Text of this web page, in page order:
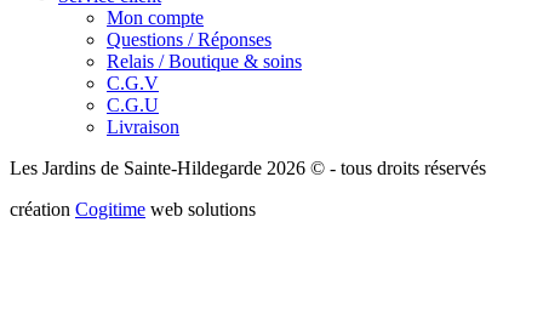
Mon compte
Questions / Réponses
Relais / Boutique & soins
C.G.V
C.G.U
Livraison
Les Jardins de Sainte-Hildegarde 2026 © - tous droits réservés
création Cogitime web solutions